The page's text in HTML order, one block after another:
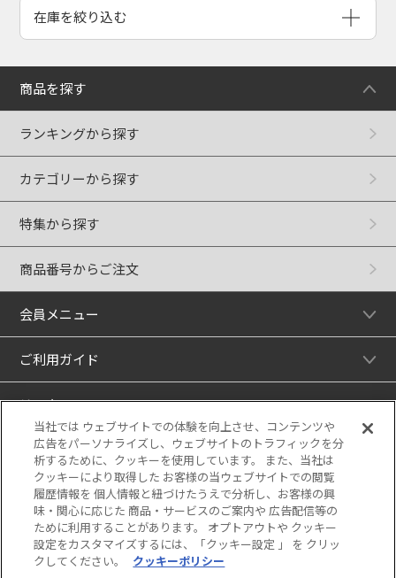
商品を探す
ランキングから探す
カテゴリーから探す
特集から探す
商品番号からご注文
会員メニュー
ご利用ガイド
リンク
当サイトの表示価格は個別に税込・税抜等の
当社では ウェブサイトでの体験を向上させ、コンテンツや
広告をパーソナライズし、ウェブサイトのトラフィックを分
析するために、クッキーを使用しています。 また、当社は
クッキーにより取得した お客様の当ウェブサイトでの閲覧
履歴情報を 個人情報と紐づけたうえで分析し、お客様の興
味・関心に応じた 商品・サービスのご案内や 広告配信等の
ために利用することがあります。 オプトアウトや クッキー
設定をカスタマイズするには、「クッキー設定 」 を クリッ
クしてください。
クッキーポリシー